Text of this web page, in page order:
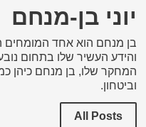
יוני בן-מנחם
בן מנחם הוא אחד המומחים
והידע העשיר שלו בתחום
המחקר שלו, בן מנחם כיהן
וביטחון.
All Posts